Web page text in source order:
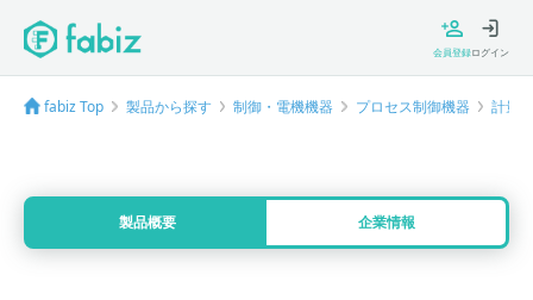
会員登録ログイン
fabiz Top 製品から探す 制御・電機機器 プロセス制御機器 計量
製品概要 企業情報